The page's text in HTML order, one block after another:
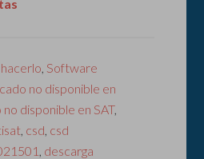
, Software
no disponible en
disponible en SAT,
, csd, csd
, descarga